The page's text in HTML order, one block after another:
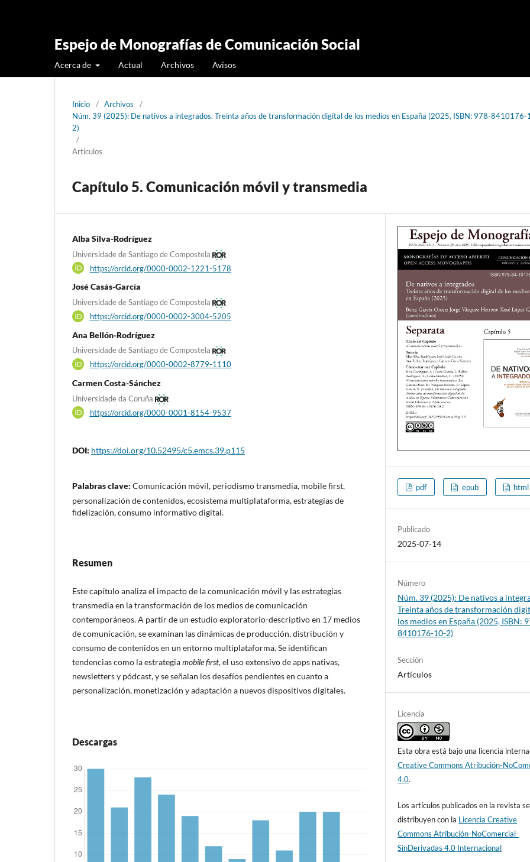
Espejo de Monografías de Comunicación Social
Acerca de Actual Archivos Avisos
Inicio / Archivos
/
Núm. 39 (2025): De nativos a integrados. Treinta años de transformación digital de los medios en España (2025, ISBN: 978-8410176-
2)
/
Artículos
Capítulo 5. Comunicación móvil y transmedia
Alba Silva-Rodríguez
Universidade de Santiago de Compostela
https://orcid.org/0000-0002-1221-5178
José Casás-García
Universidade de Santiago de Compostela
https://orcid.org/0000-0002-3004-5205
Ana Bellón-Rodríguez
Universidade de Santiago de Compostela
https://orcid.org/0000-0002-8779-1110
Carmen Costa-Sánchez
Universidade da Coruña
https://orcid.org/0000-0001-8154-9537
DOI: https://doi.org/10.52495/c5.emcs.39.p115
Palabras clave: Comunicación móvil, periodismo transmedia, mobile first,
personalización de contenidos, ecosistema multiplataforma, estrategias de
fidelización, consumo informativo digital.
Resumen
Este capítulo analiza el impacto de la comunicación móvil y las estrategias
transmedia en la transformación de los medios de comunicación
contemporáneos. A partir de un estudio exploratorio-descriptivo en 17 medios
de comunicación, se examinan las dinámicas de producción, distribución y
consumo de contenidos en un entorno multiplataforma. Se identifican
tendencias como la estrategiamobile first, el uso extensivo de apps nativas,
newsletters y pódcast, y se señalan los desafíos pendientes en cuanto a
personalización, monetización y adaptación a nuevos dispositivos digitales.
Descargas
pdf epub html
Publicado
2025-07-14
Número
Núm. 39 (2025): De nativos a
Treinta años de transformación
los medios en España (2025, ISBN:
8410176-10-2)
Sección
Artículos
Licencia
Esta obra está bajo una licencia
Creative Commons Atribución-
4.0.
Los artículos publicados en la revista se
distribuyen con la Licencia Creative
Commons Atribución-NoComercial-
SinDerivadas 4.0 Internacional